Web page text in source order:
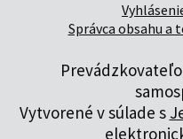
Správca obsahu a
Vytvorené v súlade s